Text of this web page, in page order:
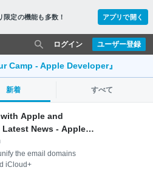
限定の機能も多数！ アプリで開く
ユーザー登録
ログイン
Camp - Apple Developer』
新着 すべて
Apple and
Latest News - Apple
the email domains
iCloud+